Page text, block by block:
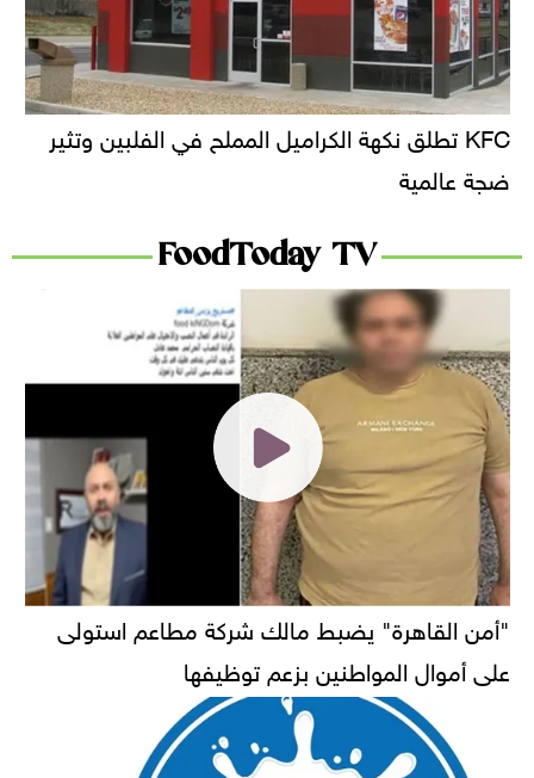
KFC تطلق نكهة الكراميل المملح في الفلبين وتثير
ضجة عالمية
FoodToday TV
"أمن القاهرة" يضبط مالك شركة مطاعم استولى
على أموال المواطنين بزعم توظيفها